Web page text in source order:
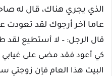
الذي يجري هناك، قال له
عاما آخر أرجوك لقد تعودت
قال الرجل: – لا أستطيع لقد
كي أعود فقد مضى على غيابي
البيت هذا العام فإن زوجتي